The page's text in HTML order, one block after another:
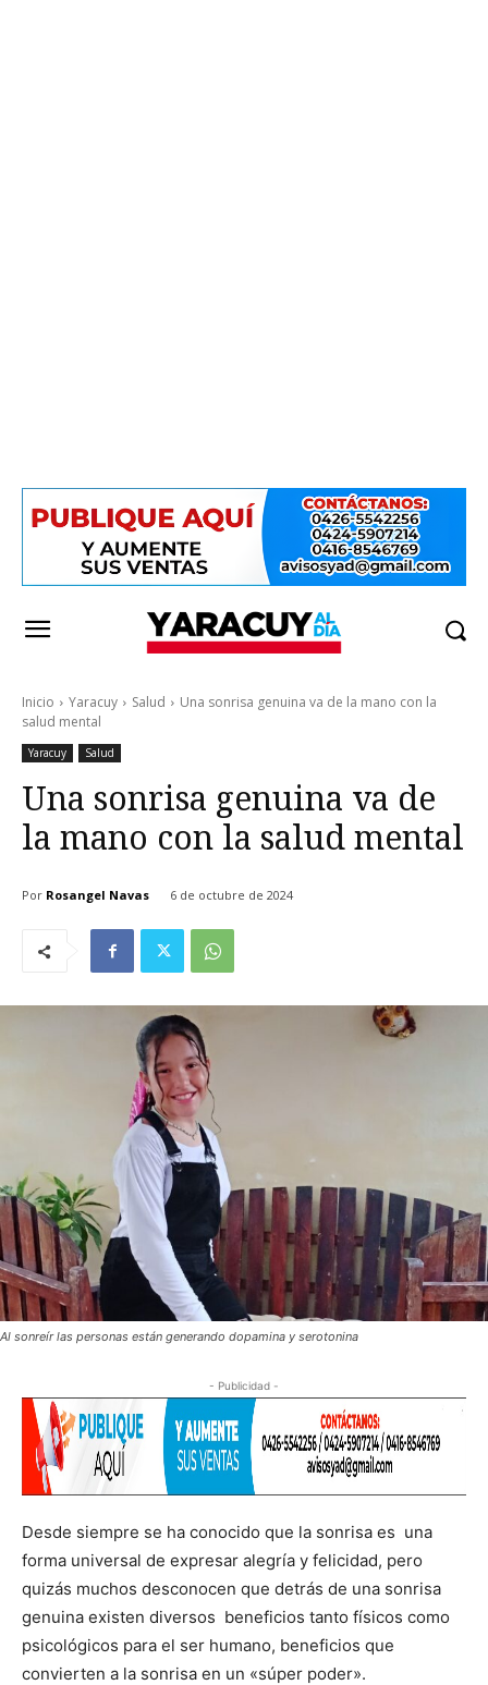
Inicio Yaracuy Salud
Una sonrisa genuina va de la mano con la
salud mental
Yaracuy Salud
Una sonrisa genuina va de
la mano con la salud mental
Por Rosangel Navas 6 de octubre de 2024
Al sonreír las personas están generando dopamina y serotonina
- Publicidad -
Desde siempre se ha conocido que la sonrisa es una
forma universal de expresar alegría y felicidad, pero
quizás muchos desconocen que detrás de una sonrisa
genuina existen diversos beneficios tanto físicos como
psicológicos para el ser humano, beneficios que
convierten a la sonrisa en un «súper poder».